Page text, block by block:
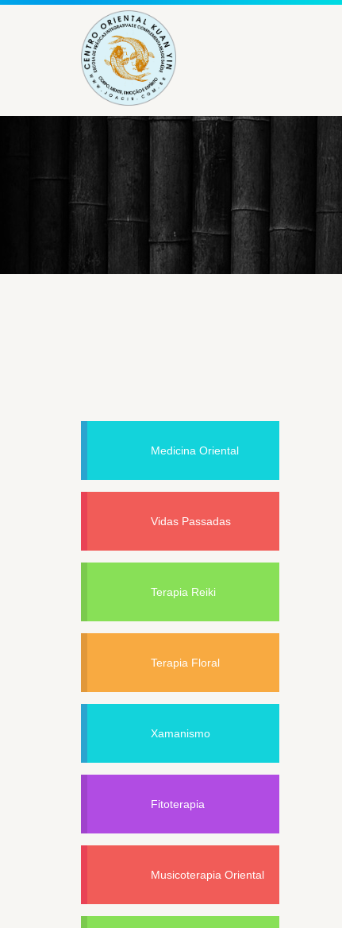
Medicina Oriental
Vidas Passadas
Terapia Reiki
Terapia Floral
Xamanismo
Fitoterapia
Musicoterapia Oriental